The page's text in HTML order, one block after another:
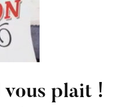
vous plait !